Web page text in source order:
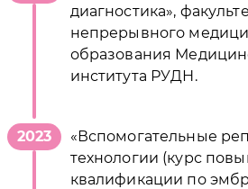
диагностика»,
непрерывного
образования
института РУДН.
2023
«Вспомогательные
технологии (курс
квалификации по